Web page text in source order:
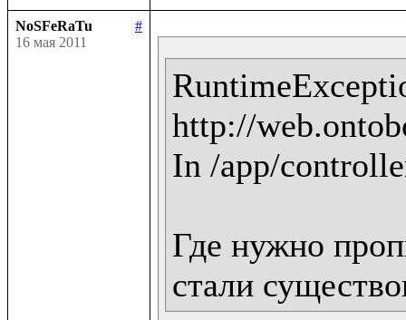
NoSFeRaTu
#
16 мая 2011
http://
In /app/
Где нужно
стали